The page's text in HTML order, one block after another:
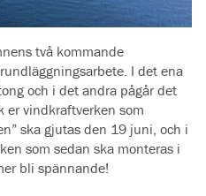
två kommande
I det ena
och i det andra pågår det
er vindkraftverken som
ska gjutas den 19 juni, och i
som sedan ska monteras i
bli spännande!